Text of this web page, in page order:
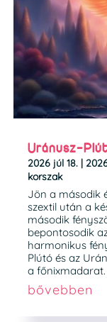
Uránusz-
2026 júl 18. |
korszak
Jön a második
szextil után a
második
bepontosodik
harmonikus
Plútó és az
a főnixmadarat.
bővebben